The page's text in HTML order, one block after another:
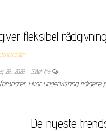
fleksibel rådgivning
26, 2026 Slået fra
Hvor undervisning
De nyeste